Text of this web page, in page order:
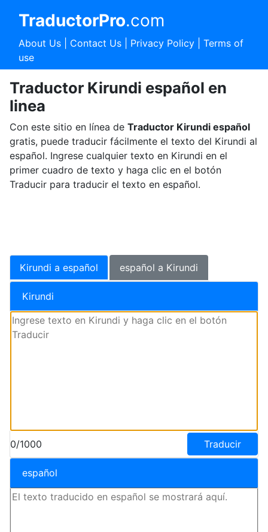
TraductorPro.com
About Us| Contact Us| Privacy Policy| Terms of
use
Traductor Kirundi español en
linea
Con este sitio en línea de Traductor Kirundi español
gratis, puede traducir fácilmente el texto del Kirundi al
español. Ingrese cualquier texto en Kirundi en el
primer cuadro de texto y haga clic en el botón
Traducir para traducir el texto en español.
Kirundi a español español a Kirundi
Kirundi
0/1000 Traducir
español